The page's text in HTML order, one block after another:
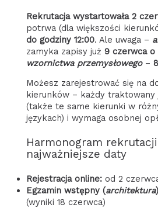
Rekrutacja wystartowała 2
potrwa (dla większości
do godziny 12:00. Ale uwaga –
zamyka zapisy już 9 czerwca o
wzornictwa przemysłowego–
Możesz zarejestrować się na
kierunków – każdy traktowany
(także te same kierunki w
językach) i wymaga osobnej
Harmonogram
najważniejsze daty
Rejestracja online:od 2
Egzamin wstępny (architektura
(wyniki 18 czerwca)